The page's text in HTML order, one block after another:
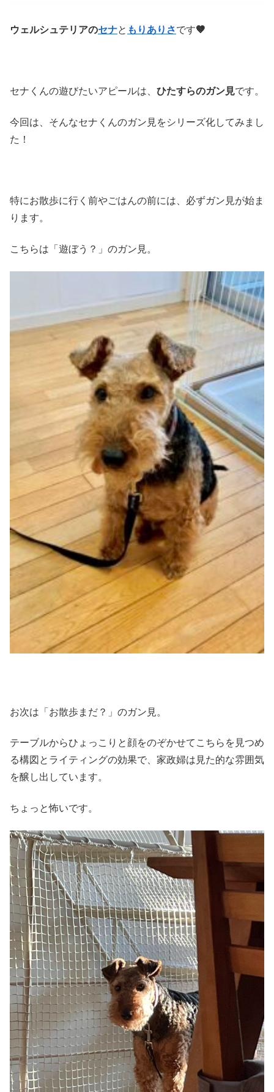
ウェルシュテリアのセナと もりありさです🤎
セナくんの遊びたいアピールは、 ひたすらのガン見です。
今回は、そんなセナくんのガン見をシリーズ化してみまし
た！
特にお散歩に行く前やごはんの前には、必ずガン見が始ま
ります。
こちらは「遊ぼう？」のガン見。
お次は「お散歩まだ？」のガン見。
テーブルからひょっこりと顔をのぞかせてこちらを見つめ
る構図とライティングの効果で、家政婦は見た的な雰囲気
を醸し出しています。
ちょっと怖いです。